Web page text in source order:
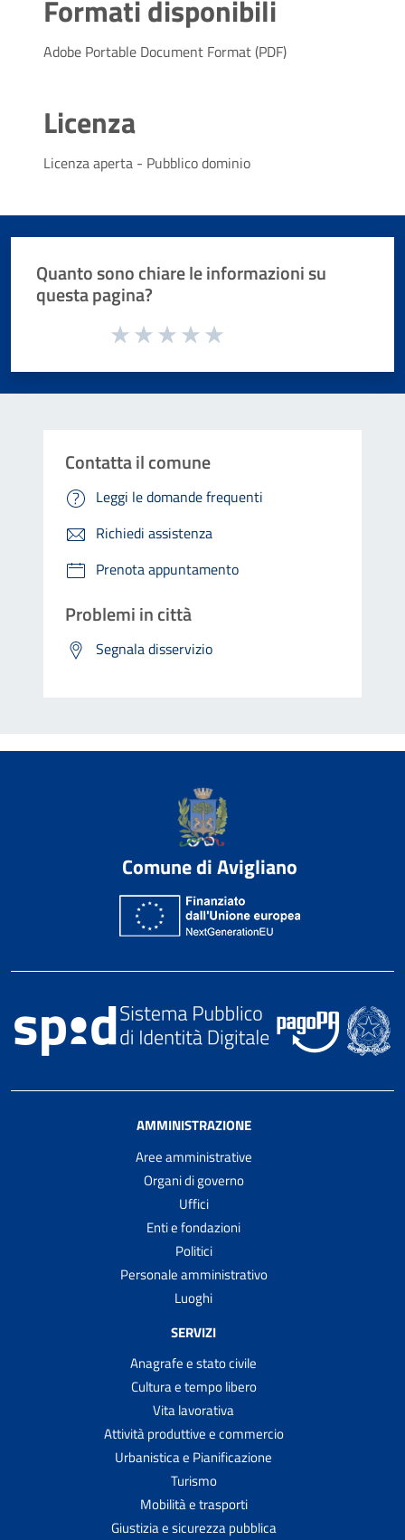
Formati disponibili
Adobe Portable Document Format (PDF)
Licenza
Licenza aperta - Pubblico dominio
Quanto sono chiare le informazioni su
questa pagina?
Valuta da 1 a 5 stelle la pagina
Contatta il comune
Leggi le domande frequenti
Richiedi assistenza
Prenota appuntamento
Problemi in città
Segnala disservizio
Comune di Avigliano
AMMINISTRAZIONE
Aree amministrative
Organi di governo
Uffici
Enti e fondazioni
Politici
Personale amministrativo
Luoghi
SERVIZI
Anagrafe e stato civile
Cultura e tempo libero
Vita lavorativa
Attività produttive e commercio
Urbanistica e Pianificazione
Turismo
Mobilità e trasporti
Giustizia e sicurezza pubblica